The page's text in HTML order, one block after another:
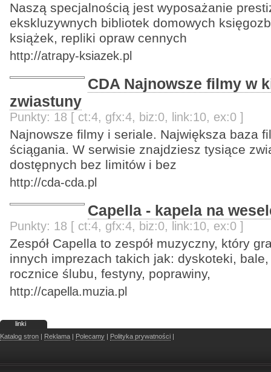
Naszą specjalnością jest wyposażanie
ekskluzywnych bibliotek domowych
książek, repliki opraw cennych
http://atrapy-ksiazek.pl
CDA Najnowsze filmy w
zwiastuny
Punkty: 18 [ ct:4, gfx:4, biz:0, link:10, ex:0 ]
Najnowsze filmy i seriale. Największa baza
ściągania. W serwisie znajdziesz tysiące
dostępnych bez limitów i bez
http://cda-cda.pl
Capella - kapela na
Punkty: 18 [ ct:4, gfx:4, biz:0, link:10, ex:0 ]
Zespół Capella to zespół muzyczny, który
innych imprezach takich jak: dyskoteki,
rocznice ślubu, festyny, poprawiny,
http://capella.muzia.pl
linki
Katalog stron | Reklama | Polecamy | Polityka prywatności |